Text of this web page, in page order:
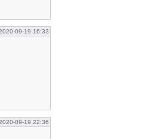
09-19 16:33
09-19 22:36